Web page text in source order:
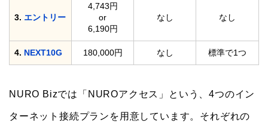
3. エントリー
4,743円
or
6,190円
なし なし
4. NEXT10G 180,000円 なし 標準で1つ
NURO Bizでは「NUROアクセス」という、4つのイン
ターネット接続プランを用意しています。それぞれの